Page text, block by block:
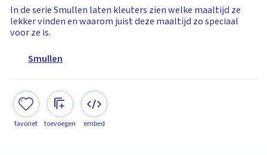
In de serie Smullen laten kleuters zien welke maaltijd ze
lekker vinden en waarom juist deze maaltijd zo speciaal
voor ze is.
Smullen
favoriet toevoegen embed